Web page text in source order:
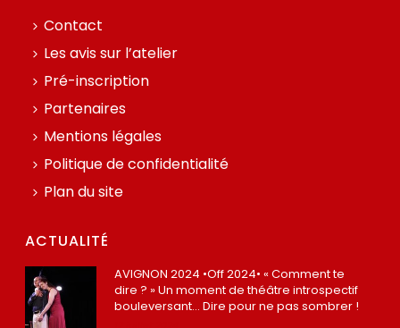
Contact
Les avis sur l’atelier
Pré-inscription
Partenaires
Mentions légales
Politique de confidentialité
Plan du site
ACTUALITÉ
AVIGNON 2024 •Off 2024• « Comment te
dire ? » Un moment de théâtre introspectif
bouleversant… Dire pour ne pas sombrer !